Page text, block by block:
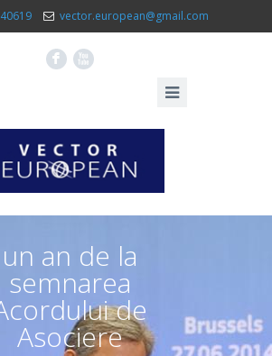
vector.european@gmail.com
F X
un an de la
semnarea
de
Asociere